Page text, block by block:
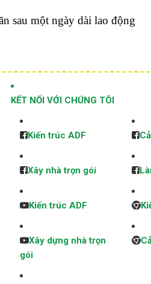
sau một ngày dài lao động
KẾT NỐI VỚI CHÚNG TÔI
Kiến trúc ADF
Xây nhà trọn gói
Kiến trúc ADF
Xây dựng nhà trọn
gói